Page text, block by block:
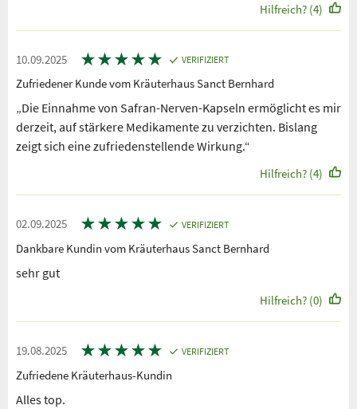
Hilfreich? (4)
10.09.2025 ★★★★★ VERIFIZIERT
Zufriedener Kunde vom Kräuterhaus Sanct Bernhard
„Die Einnahme von Safran-Nerven-Kapseln ermöglicht es mir
derzeit, auf stärkere Medikamente zu verzichten. Bislang
zeigt sich eine zufriedenstellende Wirkung.“
Hilfreich? (4)
02.09.2025 ★★★★★ VERIFIZIERT
Dankbare Kundin vom Kräuterhaus Sanct Bernhard
sehr gut
Hilfreich? (0)
19.08.2025 ★★★★★ VERIFIZIERT
Zufriedene Kräuterhaus-Kundin
Alles top.